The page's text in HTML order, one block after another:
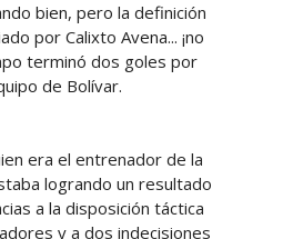
bien, pero la definición
por Calixto Avena... ¡no
terminó dos goles por
de Bolívar.
era el entrenador de la
logrando un resultado
a la disposición táctica
y a dos indecisiones